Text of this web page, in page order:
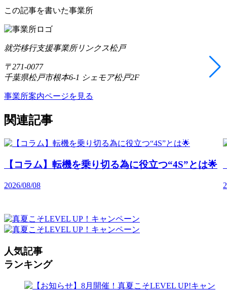
この記事を書いた事業所
就労移行支援事業所リンクス松戸
〒271-0077
千葉県松戸市根本6-1 シェモア松戸2F
事業所案内ページを見る
関連記事
【コラム】転機を乗り切る為に役立つ“4S”とは🌟
2026/08/08
人気記事
ランキング